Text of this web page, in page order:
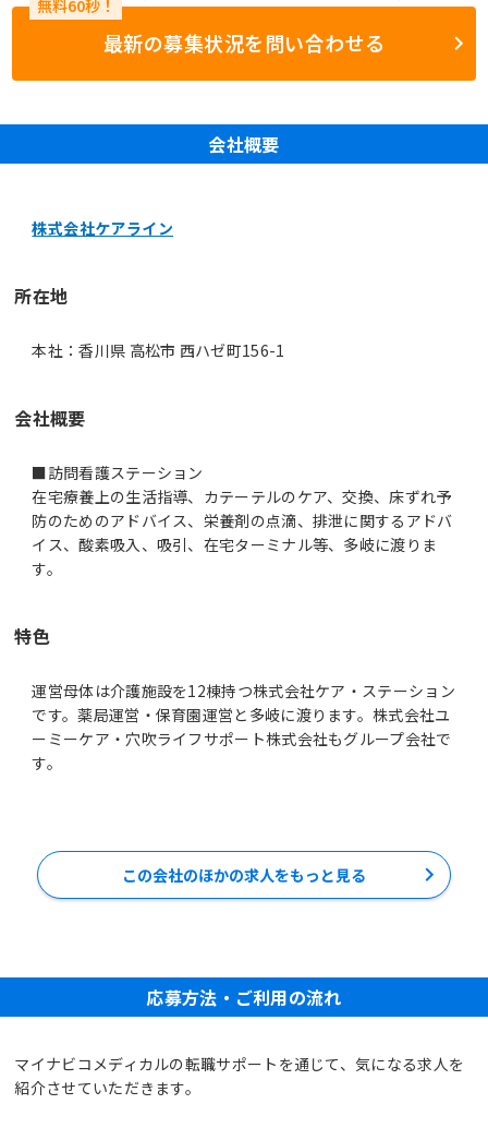
最新の募集状況を問い合わせる
会社概要
株式会社ケアライン
所在地
本社：香川県 高松市 西ハゼ町156-1
会社概要
■訪問看護ステーション
在宅療養上の生活指導、カテーテルのケア、交換、床ずれ予
防のためのアドバイス、栄養剤の点滴、排泄に関するアドバ
イス、酸素吸入、吸引、在宅ターミナル等、多岐に渡りま
す。
特色
運営母体は介護施設を12棟持つ株式会社ケア・ステーション
です。薬局運営・保育園運営と多岐に渡ります。株式会社ユ
ーミーケア・穴吹ライフサポート株式会社もグループ会社で
す。
この会社のほかの求人をもっと見る
応募方法・ご利用の流れ
マイナビコメディカルの転職サポートを通じて、気になる求人を
紹介させていただきます。